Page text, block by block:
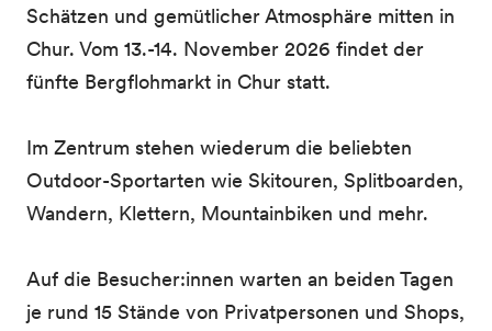
Schätzen und gemütlicher Atmosphäre mitten in
Chur. Vom 13.-14. November 2026 findet der
fünfte Bergflohmarkt in Chur statt.
Im Zentrum stehen wiederum die beliebten
Outdoor-Sportarten wie Skitouren, Splitboarden,
Wandern, Klettern, Mountainbiken und mehr.
Auf die Besucher:innen warten an beiden Tagen
je rund 15 Stände von Privatpersonen und Shops,